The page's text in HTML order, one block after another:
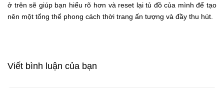
ở trên sẽ giúp bạn hiểu rõ hơn và reset lại tủ đồ của mình để tạo
nên một tổng thể phong cách thời trang ấn tượng và đầy thu hút.
Viết bình luận của bạn